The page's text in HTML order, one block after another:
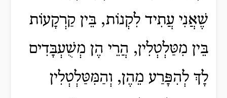
שֶׁאֲנִי עֲתִיד לִקְנוֹת, בֵּין קַרְקָעוֹת
בֵּין מִטַּלְטְלִין, הֲרֵי הֶן מְשֻׁעְבָּדִים
לָךְ לְהִפָּרַע מֵהֶן, וְהַמִּטַּלְטְלִין